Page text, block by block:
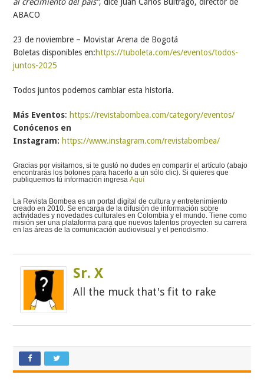
ABACO
23 de noviembre – Movistar Arena de Bogotá
Boletas disponibles en:https://tuboleta.com/es/eventos/todos-
juntos-2025
Todos juntos podemos cambiar esta historia.
Más Eventos:https://revistabombea.com/category/eventos/
Conócenos en
Instagram: https://www.instagram.com/revistabombea/
Gracias por visitarnos, si te gustó no dudes en compartir el artículo (abajo
encontrarás los botones para hacerlo a un sólo clic). Si quieres que
publiquemos tú información ingresaAquí
La Revista Bombea es un portal digital de cultura y entretenimiento
creado en 2010. Se encarga de la difusión de información sobre
actividades y novedades culturales en Colombia y el mundo. Tiene como
misión ser una plataforma para que nuevos talentos proyecten su carrera
en las áreas de la comunicación audiovisual y el periodismo.
Sr. X
All the muck that's fit to rake